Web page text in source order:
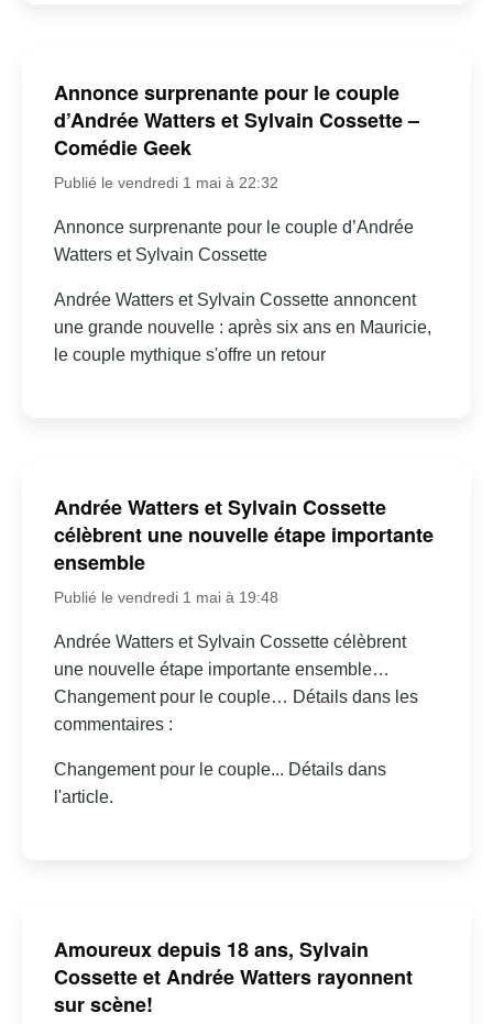
Annonce surprenante pour le couple
d’Andrée Watters et Sylvain Cossette –
Comédie Geek
Publié le vendredi 1 mai à 22:32
Annonce surprenante pour le couple d’Andrée
Watters et Sylvain Cossette
Andrée Watters et Sylvain Cossette annoncent
une grande nouvelle : après six ans en Mauricie,
le couple mythique s'offre un retour
Andrée Watters et Sylvain Cossette
célèbrent une nouvelle étape importante
ensemble
Publié le vendredi 1 mai à 19:48
Andrée Watters et Sylvain Cossette célèbrent
une nouvelle étape importante ensemble…
Changement pour le couple… Détails dans les
commentaires :
Changement pour le couple... Détails dans
l'article.
Amoureux depuis 18 ans, Sylvain
Cossette et Andrée Watters rayonnent
sur scène!